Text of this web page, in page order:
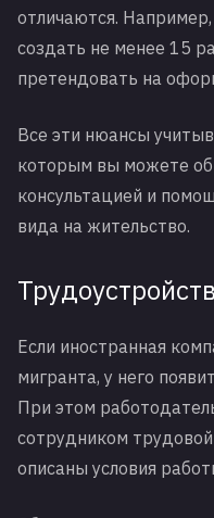
отличаются.
создать не менее 15
претендовать на
Все эти нюансы
которым вы можете
консультацией и
вида на жительство.
Если иностранная
мигранта, у него
При этом
сотрудником
описаны условия